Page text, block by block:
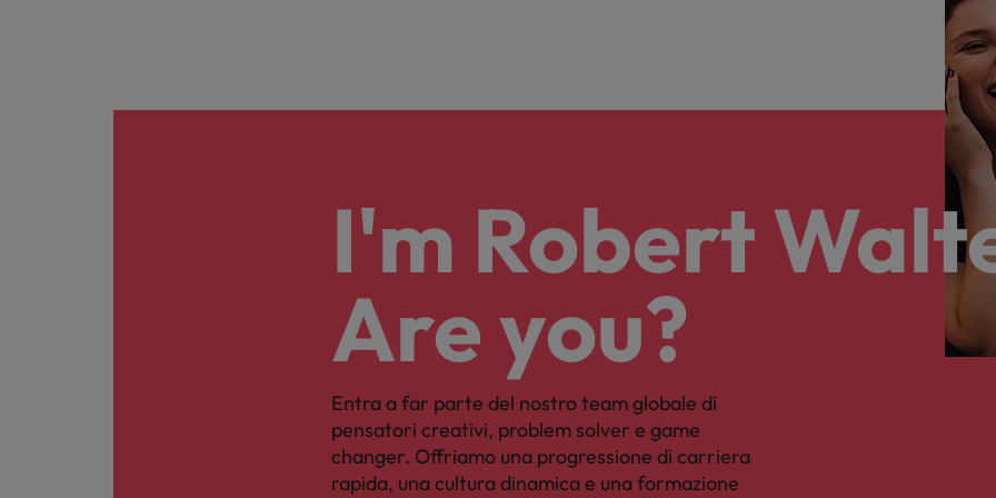
I'm Robert
Are you?
Entra a far parte del nostro team globale di
pensatori creativi, problem solver e game
changer. Offriamo una progressione di carriera
rapida, una cultura dinamica e una formazione